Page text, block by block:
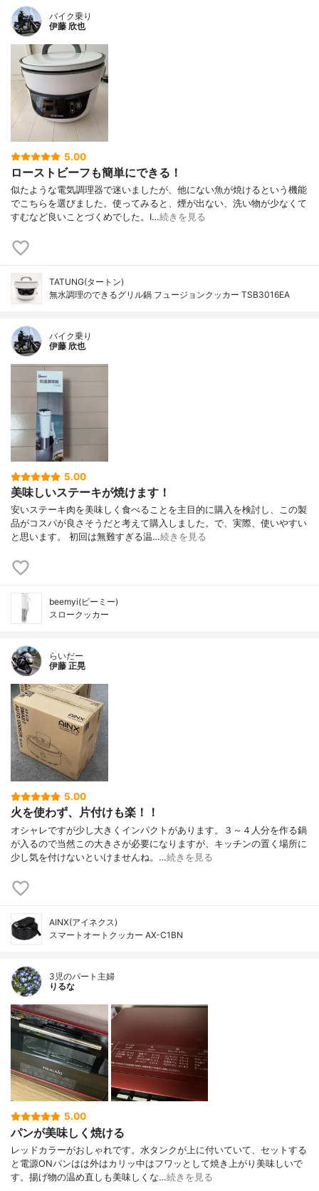
バイク乗り
伊藤 欣也
5.00
ローストビーフも簡単にできる！
似たような電気調理器で迷いましたが、他にない魚が焼けるという機能
でこちらを選びました。使ってみると、煙が出ない、洗い物が少なくて
すむなど良いことづくめでした。I…続きを見る
TATUNG(タートン)
無水調理のできるグリル鍋 フュージョンクッカー TSB3016EA
バイク乗り
伊藤 欣也
5.00
美味しいステーキが焼けます！
安いステーキ肉を美味しく食べることを主目的に購入を検討し、この製
品がコスパが良さそうだと考えて購入しました。で、実際、使いやすい
と思います。 初回は無難すぎる温…続きを見る
beemyi(ビーミー)
スロークッカー
らいだー
伊藤 正晃
5.00
火を使わず、片付けも楽！！
オシャレですが少し大きくインパクトがあります。３～４人分を作る鍋
が入るので当然この大きさが必要になりますが、キッチンの置く場所に
少し気を付けないといけませんね。…続きを見る
AINX(アイネクス)
スマートオートクッカー AX-C1BN
3児のパート主婦
りるな
5.00
パンが美味しく焼ける
レッドカラーがおしゃれです。水タンクが上に付いていて、セットする
と電源ONパンはは外はカリッ中はフワッとして焼き上がり美味しいで
す。揚げ物の温め直しも美味しくな…続きを見る